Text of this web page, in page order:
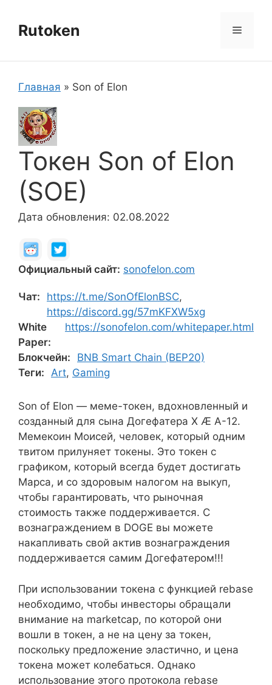
содержимому
Rutoken Меню
Главная » Son of Elon
Токен Son of Elon
(SOE)
Дата обновления: 02.08.2022
Официальный сайт: sonofelon.com
Чат: https://t.me/SonOfElonBSC,
https://discord.gg/57mKFXW5xg
White
Paper:
https://sonofelon.com/whitepaper.html
Блокчейн:
BNB Smart Chain (BEP20)
Теги: Art, Gaming
Son of Elon — меме-токен, вдохновленный и
созданный для сына Догефатера X Æ A-12.
Мемекоин Моисей, человек, который одним
твитом прилуняет токены. Это токен с
графиком, который всегда будет достигать
Марса, и со здоровым налогом на выкуп,
чтобы гарантировать, что рыночная
стоимость также поддерживается. С
вознаграждением в DOGE вы можете
накапливать свой актив вознаграждения
поддерживается самим Догефатером!!!
При использовании токена с функцией rebase
необходимо, чтобы инвесторы обращали
внимание на marketcap, по которой они
вошли в токен, а не на цену за токен,
поскольку предложение эластично, и цена
токена может колебаться. Однако
использование этого протокола rebase